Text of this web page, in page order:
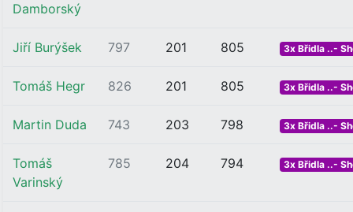
Damborský
Jiří Burýšek 797 201 805 3x Břidla ..-
Tomáš Hegr 826 201 805 3x Břidla ..-
Martin Duda 743 203 798 3x Břidla ..-
Tomáš
Varinský
785 204 794 3x Břidla ..-